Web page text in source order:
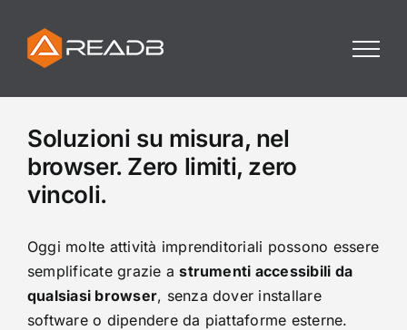
content
Soluzioni su misura, nel
browser. Zero limiti, zero
vincoli.
Oggi molte attività imprenditoriali possono essere
semplificate grazie astrumenti accessibili da
qualsiasi browser, senza dover installare
software o dipendere da piattaforme esterne.